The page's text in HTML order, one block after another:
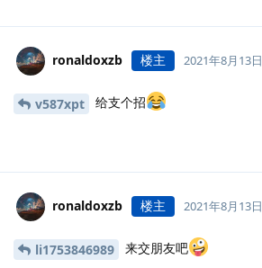
ronaldoxzb 楼主 2021年8月13日
v587xpt 给支个招
ronaldoxzb 楼主 2021年8月13日
li1753846989 来交朋友吧